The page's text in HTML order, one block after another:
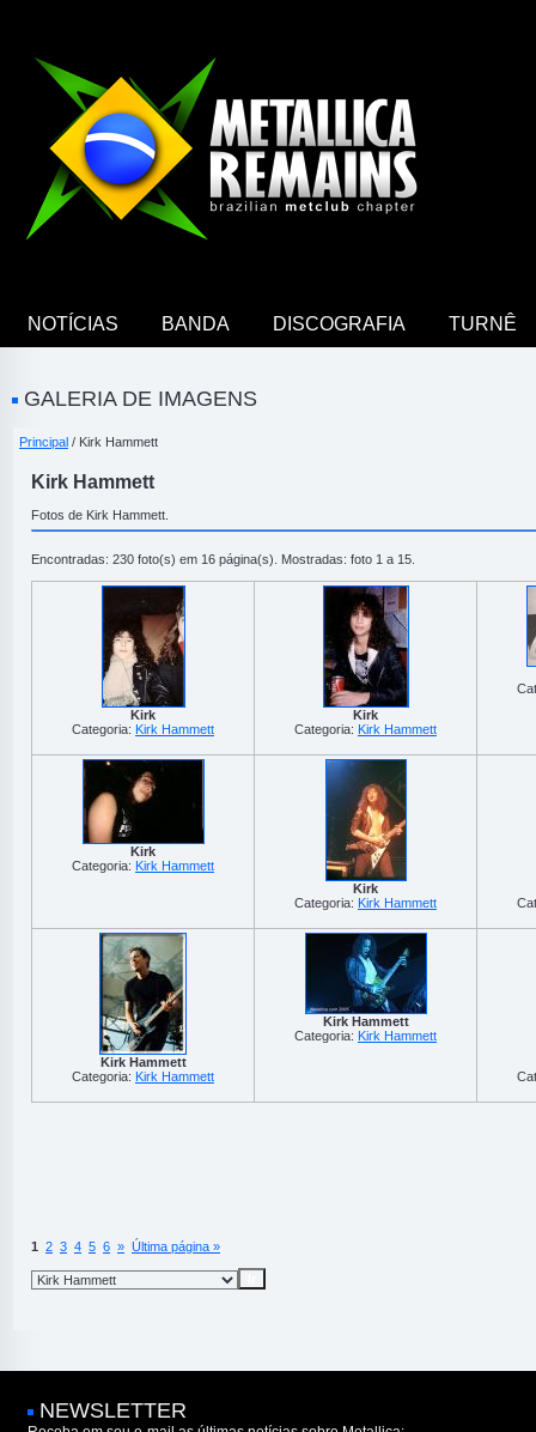
NOTÍCIAS BANDA DISCOGRAFIA TURNÊ
GALERIA DE IMAGENS
Principal / Kirk Hammett
Kirk Hammett
Fotos de Kirk Hammett.
Encontradas: 230 foto(s) em 16 página(s). Mostradas: foto 1 a 15.
Kirk
Categoria: Kirk Hammett
Kirk
Categoria: Kirk Hammett
Kirk
Categoria: Kirk Hammett
Kirk
Categoria: Kirk Hammett
Kirk Hammett
Categoria: Kirk Hammett
Kirk Hammett
Categoria: Kirk Hammett
1 2 3 4 5 6 » Última página »
NEWSLETTER